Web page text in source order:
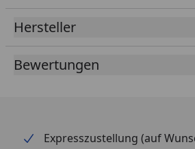
Hersteller
Bewertungen
Expresszustellung (auf